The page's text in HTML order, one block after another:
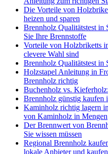
Die Vorteile von
heizen und sparen
Brennholz Qualitätstest in
Sie Ihre Brennstoffe
Vorteile von Holzbriketts
clevere Wahl sind
Brennholz Qualitätstest in
Holzstapel Anleitung in
Brennholz richtig
Buchenholz vs.
Brennholz günstig kaufen
Kaminholz richtig lagern
von Kaminholz in Mengen
Der Brennwert von
Sie wissen müssen
Regional Brennholz
lokale Anbieter und